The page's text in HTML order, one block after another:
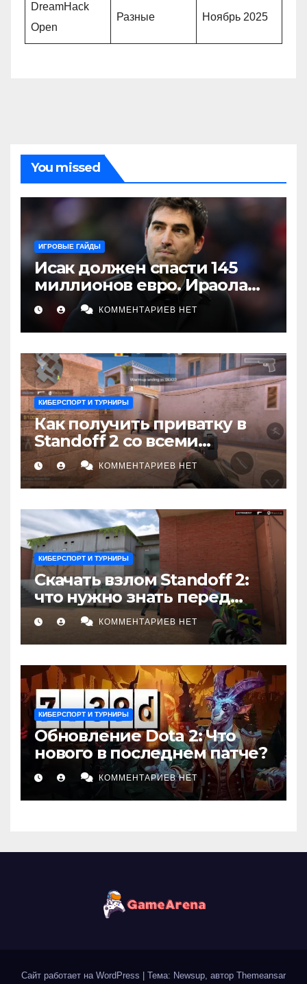
DreamHack
Open
Разные Ноябрь 2025
You missed
ИГРОВЫЕ ГАЙДЫ
Исак должен спасти 145
миллионов евро. Ираола
делает ставку на игрока,
которого «Ливерпуль» пока
не увидел
КОММЕНТАРИЕВ НЕТ
КИБЕРСПОРТ И ТУРНИРЫ
Как получить приватку в
Standoff 2 со всеми
скинами и ножами: Полное
руководствоКОММЕНТАРИЕВ НЕТ
КИБЕРСПОРТ И ТУРНИРЫ
Скачать взлом Standoff 2:
что нужно знать перед
установкойКОММЕНТАРИЕВ НЕТ
КИБЕРСПОРТ И ТУРНИРЫ
Обновление Dota 2: Что
нового в последнем патче?
КОММЕНТАРИЕВ НЕТ
Сайт работает на WordPress Тема: Newsup, автор Themeansar